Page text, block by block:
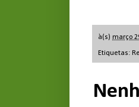
à(s) março
Etiquetas: